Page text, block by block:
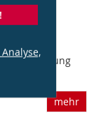
die
und
Realisierung
mehr